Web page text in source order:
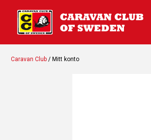
Caravan Club / Mitt konto